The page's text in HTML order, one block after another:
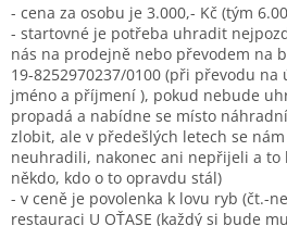
- cena za osobu je 3.000,- Kč (tým
- startovné je potřeba uhradit
nás na prodejně nebo převodem na
19-8252970237/0100 (při převodu
jméno a příjmení ), pokud nebude
propadá a nabídne se místo
zlobit, ale v předešlých letech se
neuhradili, nakonec ani nepřijeli a to
někdo, kdo o to opravdu stál)
- v ceně je povolenka k lovu ryb (čt.-
restauraci U OŤASE (každý si bude